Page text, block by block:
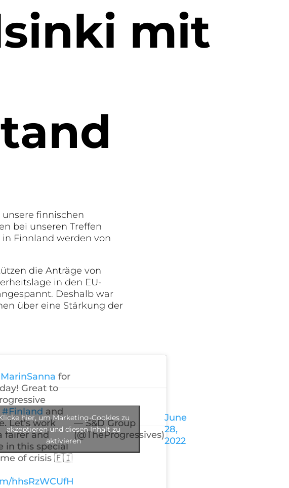
mit
finnischen
bei unseren Treffen
Finnland werden von
die Anträge von
in den EU-
Deshalb war
über eine Stärkung der
for
Great to
#Finland and
Let’s work
fairer and
in this special
of crisis 🇫🇮
hhsRzWCUfH
— S&D Group
(@TheProgressives)
June
28,
2022
hier, um Marketing-Cookies zu
akzeptieren und diesen Inhalt zu
aktivieren